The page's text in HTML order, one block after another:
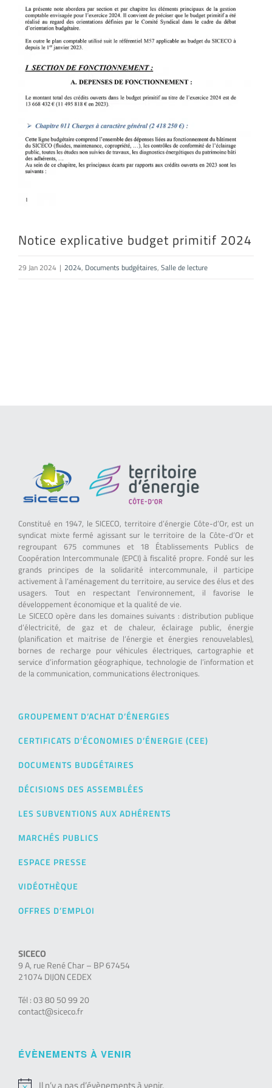
Notice explicative budget primitif 2024
29 Jan 2024 | 2024, Documents budgétaires, Salle de lecture
Constitué en 1947, le SICECO, territoire d’énergie Côte-d’Or, est un
syndicat mixte fermé agissant sur le territoire de la Côte-d’Or et
regroupant 675 communes et 18 Établissements Publics de
Coopération Intercommunale (EPCI) à fiscalité propre. Fondé sur les
grands principes de la solidarité intercommunale, il participe
activement à l’aménagement du territoire, au service des élus et des
usagers. Tout en respectant l’environnement, il favorise le
développement économique et la qualité de vie.
Le SICECO opère dans les domaines suivants : distribution publique
d’électricité, de gaz et de chaleur, éclairage public, énergie
(planification et maitrise de l’énergie et énergies renouvelables),
bornes de recharge pour véhicules électriques, cartographie et
service d’information géographique, technologie de l’information et
de la communication, communications électroniques.
GROUPEMENT D’ACHAT D’ÉNERGIES
CERTIFICATS D’ÉCONOMIES D’ÉNERGIE (CEE)
DOCUMENTS BUDGÉTAIRES
DÉCISIONS DES ASSEMBLÉES
LES SUBVENTIONS AUX ADHÉRENTS
MARCHÉS PUBLICS
ESPACE PRESSE
VIDÉOTHÈQUE
OFFRES D’EMPLOI
SICECO
9 A, rue René Char – BP 67454
21074 DIJON CEDEX
Tél : 03 80 50 99 20
contact@siceco.fr
ÉVÈNEMENTS À VENIR
Il n’y a pas d’évènements à venir.